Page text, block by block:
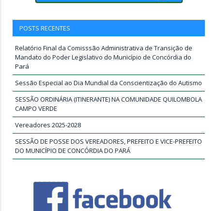
POSTS RECENTES
Relatório Final da Comisssão Administrativa de Transição de
Mandato do Poder Legislativo do Município de Concórdia do
Pará
Sessão Especial ao Dia Mundial da Conscientização do Autismo
SESSÃO ORDINÁRIA (ITINERANTE) NA COMUNIDADE QUILOMBOLA
CAMPO VERDE
Vereadores 2025-2028
SESSÃO DE POSSE DOS VEREADORES, PREFEITO E VICE-PREFEITO
DO MUNICÍPIO DE CONCÓRDIA DO PARÁ